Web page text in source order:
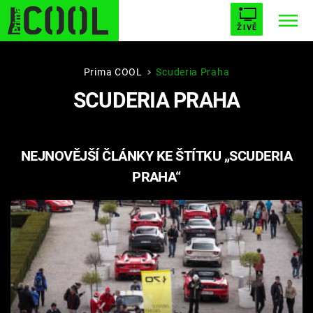
ŽIVĚ
STARHOUSE BUFFY, PŘEMOŽITELKA UPÍRŮ
PLNEJ KOTEL AVENGERS 5
Filmy
Seriály
Hry
Prima COOL Scuderia Praha
SCUDERIA PRAHA
NEJNOVĚJŠÍ ČLÁNKY KE ŠTÍTKU „SCUDERIA
PRAHA“